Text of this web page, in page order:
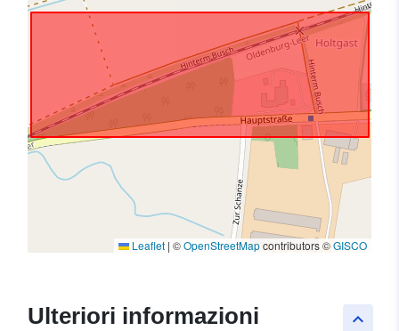
Leaflet | ©OpenStreetMapcontributors ©GISCO
keyboard_arrow_up
Ulteriori informazioni